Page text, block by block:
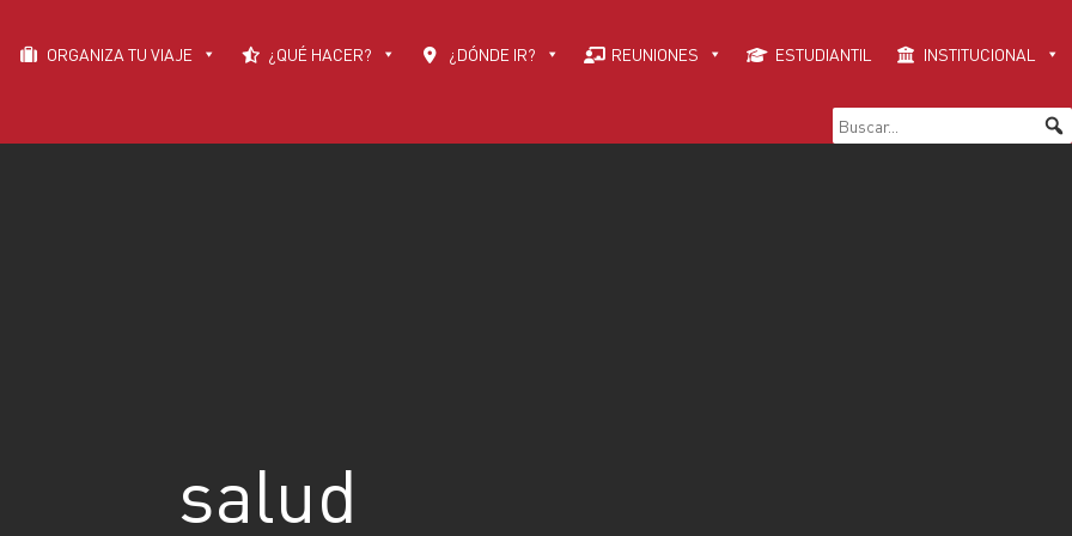
ORGANIZA TU VIAJE ¿QUÉ HACER? ¿DÓNDE IR? REUNIONES ESTUDIANTIL INSTITUCIONAL
salud